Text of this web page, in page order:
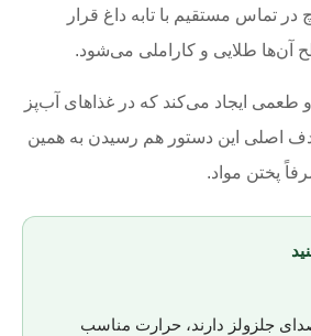
تماس مستقیم با تابه داغ قرار
آن‌ها طلایی و کاراملی می‌شود.
طعمی ایجاد می‌کند که در غذاهای آب‌پز
هدف اصلی این دستور هم رسیدن به همین
پختن مواد.
جلزولز دارند، حرارت مناسب